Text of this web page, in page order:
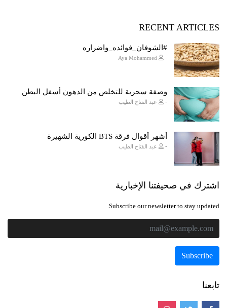
RECENT ARTICLES
#الشوفان_فوائده_واضراره
-
وصفة سحرية للتخلص من الدهون أسفل البطن
- عبد الفتاح الطيب
أشهر أقوال فرقة BTS الكورية الشهيرة
- عبد الفتاح الطيب
اشترك في صحيفتنا الإخبارية
Subscribe our newsletter to stay updated.
تابعنا